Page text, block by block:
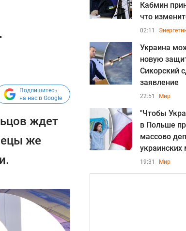
Подпишитесь
на нас в Google
ждет
же
Кабмин
что
02:11
Украина
новую
Сикорский
заявление
22:51 Мир
"Чтобы
в Польше
массово
19:31 Мир